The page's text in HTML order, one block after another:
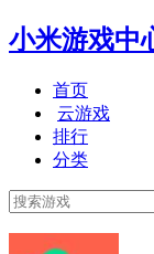
小米游戏中
首页
云游戏
排行
分类